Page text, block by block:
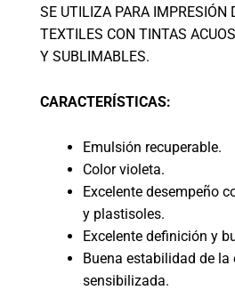
SE UTILIZA PARA IMPRESIÓN
TEXTILES CON TINTAS
Y SUBLIMABLES.
CARACTERÍSTICAS:
Emulsión recuperable.
Color violeta.
Excelente desempeño
y plastisoles.
Excelente definición y
Buena estabilidad de la
sensibilizada.